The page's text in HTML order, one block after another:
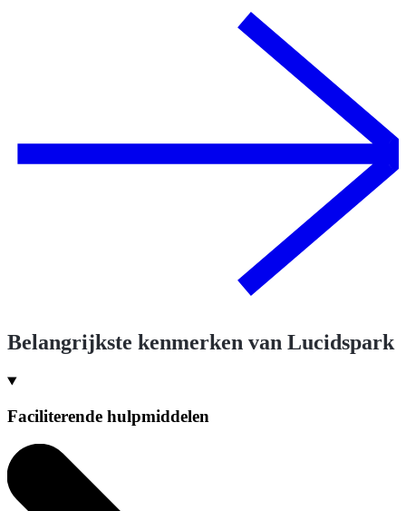
Belangrijkste kenmerken van Lucidspark
Faciliterende hulpmiddelen